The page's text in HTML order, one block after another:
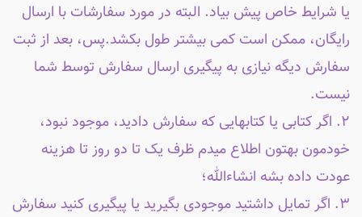
یا شرایط خاص پیش بیاد. البته در مورد سفارشات با ارسال
رایگان، ممکن است کمی بیشتر طول بکشد.پس، بعد از ثبت
سفارش دیگه نیازی به پیگیری ارسال سفارش توسط شما
نیست.
۲. اگر کتابی یا کتابهایی که سفارش دادید، موجود نبود،
خودمون بهتون اطلاع میدم ظرف یک تا دو روز تا هزینه
عودت داده بشه انشاءالله؛
۳. اگر تمایل داشتید موجودی بگیرید یا پیگیری کنید سفارش